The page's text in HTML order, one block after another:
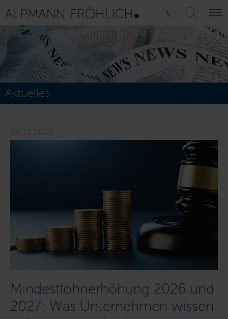
Aktuelles
Mindestlohnerhöhung 2026 und
2027: Was Unternehmen wissen